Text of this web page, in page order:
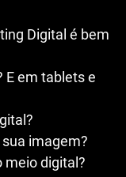
Digital é bem
E em tablets e
imagem?
meio digital?